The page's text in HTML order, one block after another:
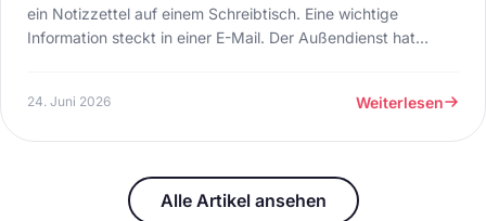
ein Notizzettel auf einem Schreibtisch. Eine wichtige
Information steckt in einer E-Mail. Der Außendienst hat
anderen Version derselben Information. Und wenn dann
24. Juni 2026 Weiterlesen
Alle Artikel ansehen